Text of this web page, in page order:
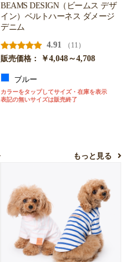
BEAMS DESIGN（ビームス デザ
イン）ベルトハーネス ダメージ
デニム
4.91
（11）
販売価格：
￥4,048～4,708
ブルー
カラーをタップしてサイズ・在庫を表示
表記の無いサイズは販売終了
もっと見る